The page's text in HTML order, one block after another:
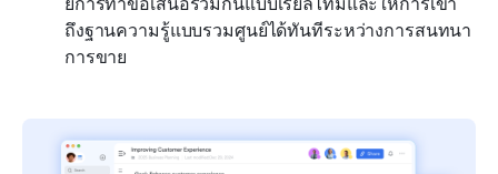
ถึงฐานความรู้แบบรวมศูนย์ได้ทันทีระหว่างการสนทนา
การขาย